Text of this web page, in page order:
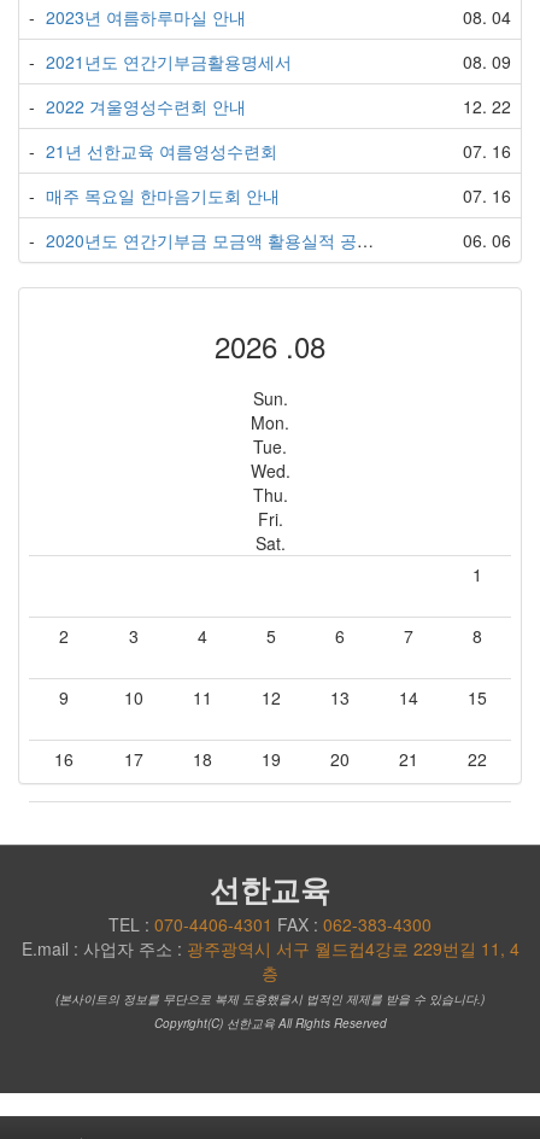
- 2023년 여름하루마실 안내
08. 04
- 2021년도 연간기부금활용명세서
08. 09
- 2022 겨울영성수련회 안내
12. 22
- 21년 선한교육 여름영성수련회
07. 16
- 매주 목요일 한마음기도회 안내
07. 16
-
2020년도 연간기부금 모금액 활용실적 공지합니다. 06. 06
2026 .08
Sun.
Mon.
Tue.
Wed.
Thu.
Fri.
Sat.
1
2 3 4 5 6 7 8
9 10 11 12 13 14 15
16 17 18 19 20 21 22
선한교육
TEL : 070-4406-4301 FAX : 062-383-4300
E.mail : 사업자 주소 : 광주광역시 서구 월드컵4강로 229번길 11, 4
층
(본사이트의 정보를 무단으로 복제 도용했을시 법적인 제제를 받을 수 있습니다.)
Copyright(C) 선한교육 All Rights Reserved